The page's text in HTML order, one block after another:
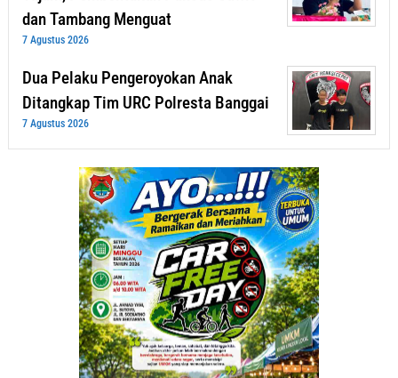
dan Tambang Menguat
7 Agustus 2026
Dua Pelaku Pengeroyokan Anak
Ditangkap Tim URC Polresta Banggai
7 Agustus 2026